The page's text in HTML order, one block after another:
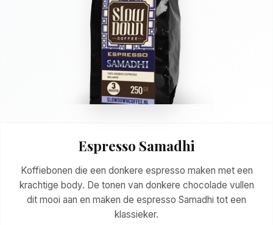
Espresso Samadhi
Koffiebonen die een donkere espresso maken met een
krachtige body. De tonen van donkere chocolade vullen
dit mooi aan en maken de espresso Samadhi tot een
klassieker.